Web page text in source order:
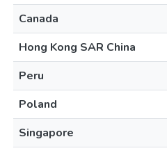
Canada
Hong Kong SAR China
Peru
Poland
Singapore